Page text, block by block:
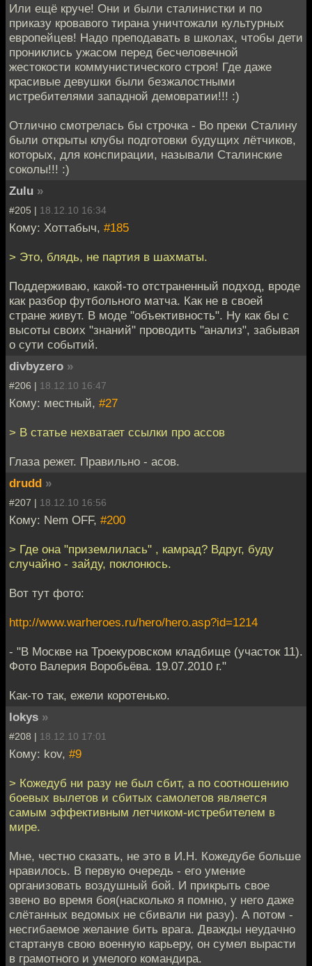
Или ещё круче! Они и были сталинистки и по
приказу кровавого тирана уничтожали культурных
европейцев! Надо преподавать в школах, чтобы дети
прониклись ужасом перед бесчеловечной
жестокости коммунистического строя! Где даже
красивые девушки были безжалостными
истребителями западной демовратии!!! :)
Отлично смотрелась бы строчка - Во преки Сталину
были открыты клубы подготовки будущих лётчиков,
которых, для конспирации, называли Сталинские
соколы!!! :)
Zulu »
#205 | 18.12.10 16:34
Кому: Хоттабыч, #185
> Это, блядь, не партия в шахматы.
Поддерживаю, какой-то отстраненный подход, вроде
как разбор футбольного матча. Как не в своей
стране живут. В моде "объективность". Ну как бы с
высоты своих "знаний" проводить "анализ", забывая
о сути событий.
divbyzero »
#206 | 18.12.10 16:47
Кому: местный, #27
> В статье нехватает ссылки про ассов
Глаза режет. Правильно - асов.
drudd »
#207 | 18.12.10 16:56
Кому: Nem OFF, #200
> Где она "приземлилась" , камрад? Вдруг, буду
случайно - зайду, поклонюсь.
Вот тут фото:
http://www.warheroes.ru/hero/hero.asp?id=1214
- "В Москве на Троекуровском кладбище (участок 11).
Фото Валерия Воробьёва. 19.07.2010 г."
Как-то так, ежели коротенько.
lokys »
#208 | 18.12.10 17:01
Кому: kov, #9
> Кожедуб ни разу не был сбит, а по соотношению
боевых вылетов и сбитых самолетов является
самым эффективным летчиком-истребителем в
мире.
Мне, честно сказать, не это в И.Н. Кожедубе больше
нравилось. В первую очередь - его умение
организовать воздушный бой. И прикрыть свое
звено во время боя(насколько я помню, у него даже
слётанных ведомых не сбивали ни разу). А потом -
несгибаемое желание бить врага. Дважды неудачно
стартанув свою военную карьеру, он сумел вырасти
в грамотного и умелого командира.